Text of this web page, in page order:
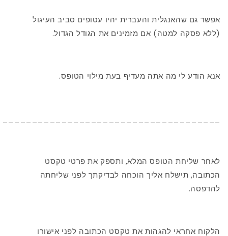
אפשר גם שהאנגלית והעברית יהיו עטופים סביב העיגול
(ללא פסקה למטה) אם מזמינים את הגודל הגדול.
אנא הודע לי מה אתה מעדיף בעת מילוי הטופס.
לאחר שליחת הטופס המלא, ותספק את פרטי טקסט
הכתובה, תישלח אליך הוכחה לבדיקתך לפני שליחתה
להדפסה.
הלקוח אחראי להגהות את טקסט הכתובה לפני אישורו